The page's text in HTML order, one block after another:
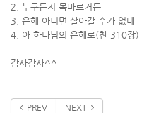
2. 누구든지 목마르거든
3. 은혜 아니면 살아갈 수가 없네
4. 아 하나님의 은혜로(찬 310장)
감사감사^^
PREV NEXT